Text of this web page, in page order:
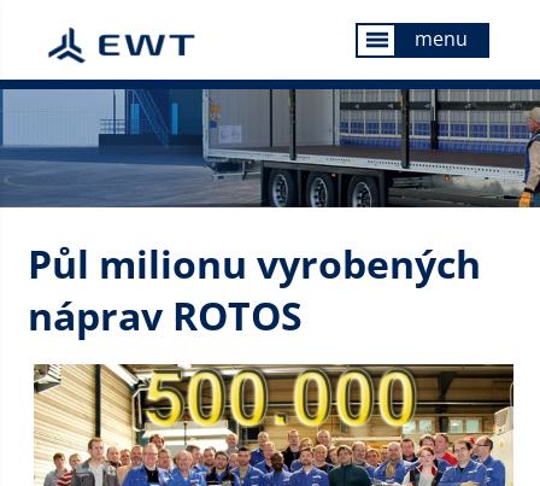
menu menu
Půl milionu vyrobených
náprav ROTOS